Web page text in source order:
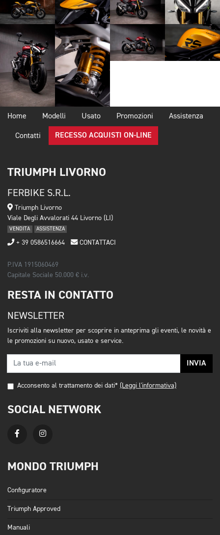
Home Modelli Usato Promozioni Assistenza
Contatti RECESSO ACQUISTI ON-LINE
TRIUMPH LIVORNO
FERBIKE S.R.L.
Triumph Livorno
Viale Degli Avvalorati 44 Livorno (LI)
VENDITA ASSISTENZA
+ 39 0586516664 CONTATTACI
P.IVA 1915060469
Capitale Sociale 50.000 € i.v.
RESTA IN CONTATTO
NEWSLETTER
Iscriviti alla newsletter per scoprire in anteprima gli eventi, le novità e
le promozioni su nuovo, usato e service.
INVIA
Acconsento al trattamento dei dati* (Leggi l'informativa)
SOCIAL NETWORK
MONDO TRIUMPH
Configuratore
Triumph Approved
Manuali